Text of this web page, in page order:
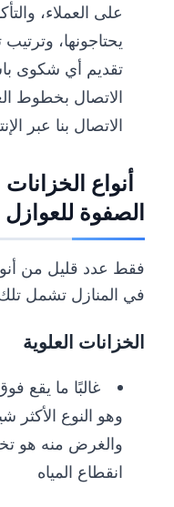
على العملاء،
يحتاجونها،
تقديم أي شكوى
الاتصال بخطوط
الاتصال بنا عبر
أنواع
الصفوة للعوازل
فقط عدد قليل من
في المنازل تشمل تلك
الخزانات العلوية
غالبًا ما يقع
وهو النوع الأكثر
والغرض منه هو
انقطاع المياه